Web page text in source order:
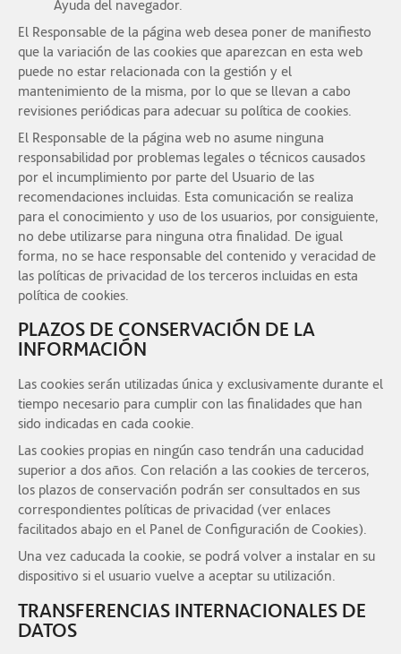
Ayuda del navegador.
El Responsable de la página web desea poner de manifiesto
que la variación de las cookies que aparezcan en esta web
puede no estar relacionada con la gestión y el
mantenimiento de la misma, por lo que se llevan a cabo
revisiones periódicas para adecuar su política de cookies.
El Responsable de la página web no asume ninguna
responsabilidad por problemas legales o técnicos causados
por el incumplimiento por parte del Usuario de las
recomendaciones incluidas. Esta comunicación se realiza
para el conocimiento y uso de los usuarios, por consiguiente,
no debe utilizarse para ninguna otra finalidad. De igual
forma, no se hace responsable del contenido y veracidad de
las políticas de privacidad de los terceros incluidas en esta
política de cookies.
PLAZOS DE CONSERVACIÓN DE LA
INFORMACIÓN
Las cookies serán utilizadas única y exclusivamente durante el
tiempo necesario para cumplir con las finalidades que han
sido indicadas en cada cookie.
Las cookies propias en ningún caso tendrán una caducidad
superior a dos años. Con relación a las cookies de terceros,
los plazos de conservación podrán ser consultados en sus
correspondientes políticas de privacidad (ver enlaces
facilitados abajo en el Panel de Configuración de Cookies).
Una vez caducada la cookie, se podrá volver a instalar en su
dispositivo si el usuario vuelve a aceptar su utilización.
TRANSFERENCIAS INTERNACIONALES DE
DATOS